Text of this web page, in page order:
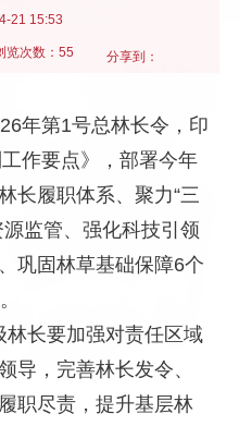
21 15:53
览次数：55 分享到：
年第1号总林长令，印
作要点》，部署今年
长履职体系、聚力“三
监管、强化科技引领
巩固林草基础保障6个
林长要加强对责任区域
导，完善林长发令、
职尽责，提升基层林